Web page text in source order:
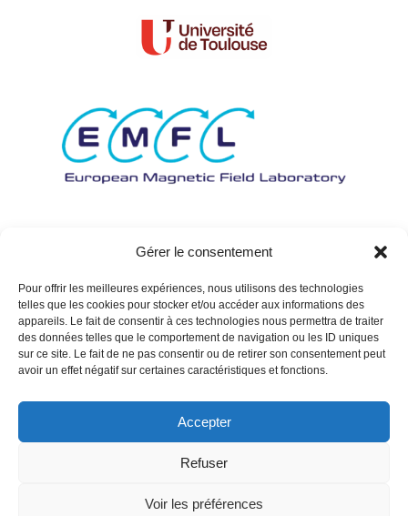
Gérer le consentement
Pour offrir les meilleures expériences, nous utilisons des technologies
telles que les cookies pour stocker et/ou accéder aux informations des
appareils. Le fait de consentir à ces technologies nous permettra de traiter
des données telles que le comportement de navigation ou les ID uniques
sur ce site. Le fait de ne pas consentir ou de retirer son consentement peut
avoir un effet négatif sur certaines caractéristiques et fonctions.
Accepter
Refuser
Voir les préférences